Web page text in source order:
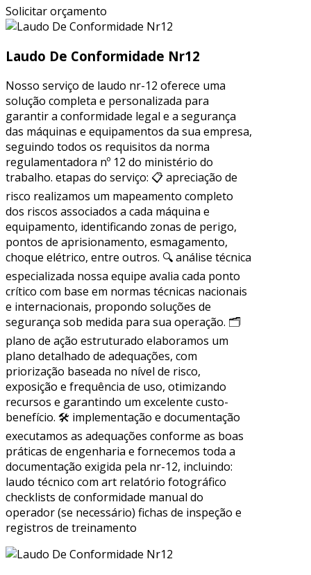
Solicitar orçamento
Laudo De Conformidade Nr12
Nosso serviço de laudo nr-12 oferece uma
solução completa e personalizada para
garantir a conformidade legal e a segurança
das máquinas e equipamentos da sua empresa,
seguindo todos os requisitos da norma
regulamentadora nº 12 do ministério do
trabalho. etapas do serviço: 📋 apreciação de
risco realizamos um mapeamento completo
dos riscos associados a cada máquina e
equipamento, identificando zonas de perigo,
pontos de aprisionamento, esmagamento,
choque elétrico, entre outros. 🔍 análise técnica
especializada nossa equipe avalia cada ponto
crítico com base em normas técnicas nacionais
e internacionais, propondo soluções de
segurança sob medida para sua operação. 🗂
plano de ação estruturado elaboramos um
plano detalhado de adequações, com
priorização baseada no nível de risco,
exposição e frequência de uso, otimizando
recursos e garantindo um excelente custo-
benefício. 🛠 implementação e documentação
executamos as adequações conforme as boas
práticas de engenharia e fornecemos toda a
documentação exigida pela nr-12, incluindo:
laudo técnico com art relatório fotográfico
checklists de conformidade manual do
operador (se necessário) fichas de inspeção e
registros de treinamento